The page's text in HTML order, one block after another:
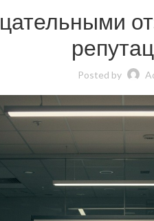
Posted by